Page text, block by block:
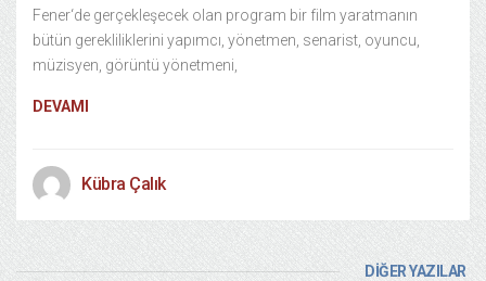
Fener‘de gerçekleşecek olan program bir film yaratmanın
bütün gerekliliklerini yapımcı, yönetmen, senarist, oyuncu,
müzisyen, görüntü yönetmeni,
DEVAMI
Kübra Çalık
DİĞER YAZILAR